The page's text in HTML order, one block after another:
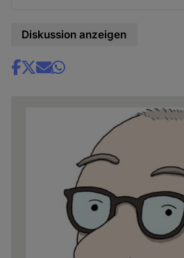
Diskussion anzeigen
Share